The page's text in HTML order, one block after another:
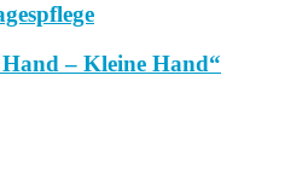
– Kleine Hand“